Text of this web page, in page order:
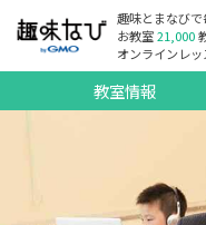
趣味とまなびで
お教室21,000
オンラインレ
教室情報